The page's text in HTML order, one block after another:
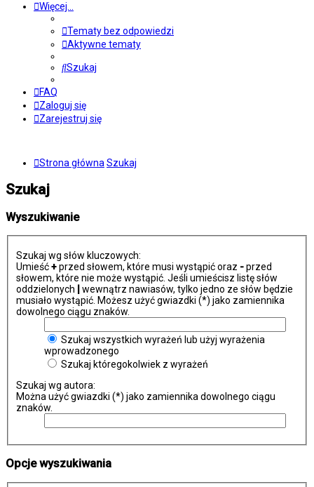
Więcej…
Tematy bez odpowiedzi
Aktywne tematy
Szukaj
FAQ
Zaloguj się
Zarejestruj się
Strona główna Szukaj
Szukaj
Wyszukiwanie
Szukaj wg słów kluczowych:
Umieść+przed słowem, które musi wystąpić oraz -przed
słowem, które nie może wystąpić. Jeśli umieścisz listę słów
oddzielonych
wewnątrz nawiasów, tylko jedno ze słów będzie
musiało wystąpić. Możesz użyć gwiazdki (*) jako zamiennika
dowolnego ciągu znaków.
Szukaj wszystkich wyrażeń lub użyj wyrażenia
wprowadzonego
Szukaj któregokolwiek z wyrażeń
Szukaj wg autora:
Można użyć gwiazdki (*) jako zamiennika dowolnego ciągu
znaków.
Opcje wyszukiwania